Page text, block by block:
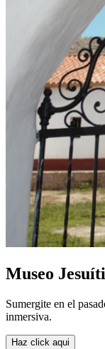
Museo
Sumergite en el
inmersiva.
Haz click aqui